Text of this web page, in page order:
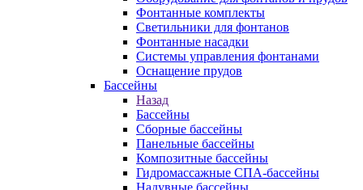
Фонтанные комплекты
Светильники для фонтанов
Фонтанные насадки
Системы управления фонтанами
Оснащение прудов
Бассейны
Назад
Бассейны
Сборные бассейны
Панельные бассейны
Композитные бассейны
Гидромассажные СПА-бассейны
Надувные бассейны